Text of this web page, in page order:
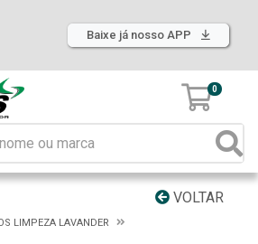
Baixe já nosso APP
0
VOLTAR
LIMPEZA LAVANDER